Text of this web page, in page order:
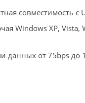
совместимость с
Windows XP, Vista,
данных от 75bps до